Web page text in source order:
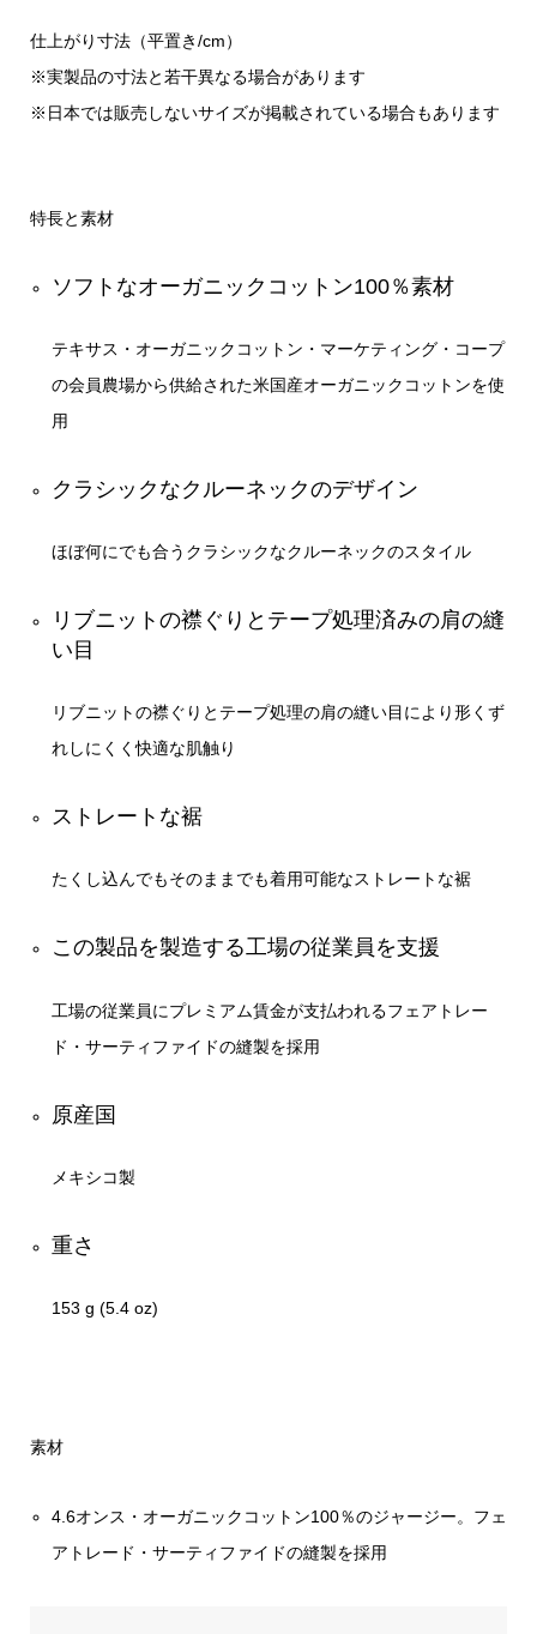
仕上がり寸法（平置き/cm）
※実製品の寸法と若干異なる場合があります
※日本では販売しないサイズが掲載されている場合もあります
特長と素材
ソフトなオーガニックコットン100％素材
テキサス・オーガニックコットン・マーケティング・コープ
の会員農場から供給された米国産オーガニックコットンを使
用
クラシックなクルーネックのデザイン
ほぼ何にでも合うクラシックなクルーネックのスタイル
リブニットの襟ぐりとテープ処理済みの肩の縫
い目
リブニットの襟ぐりとテープ処理の肩の縫い目により形くず
れしにくく快適な肌触り
ストレートな裾
たくし込んでもそのままでも着用可能なストレートな裾
この製品を製造する工場の従業員を支援
工場の従業員にプレミアム賃金が支払われるフェアトレー
ド・サーティファイドの縫製を採用
原産国
メキシコ製
重さ
153 g (5.4 oz)
素材
4.6オンス・オーガニックコットン100％のジャージー。フェ
アトレード・サーティファイドの縫製を採用